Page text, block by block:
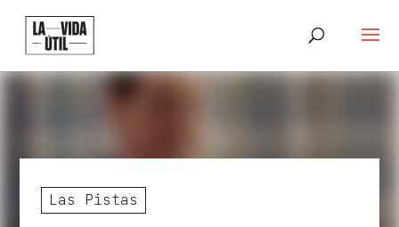
Las Pistas